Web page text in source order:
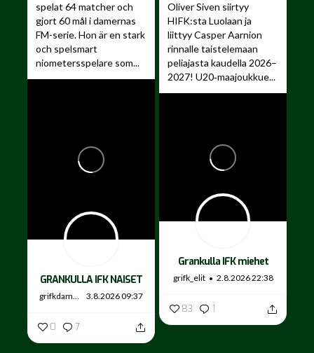
spelat 64 matcher och
gjort 60 mål i damernas
FM-serie. Hon är en stark
och spelsmart
niometersspelare som...
GRANKULLA IFK NAISET
grifkdamer 3.8.2026 09:37
0 7
Oliver Siven siirtyy
HIFK:sta Luolaan ja
liittyy Casper Aarnion
rinnalle taistelemaan
peliajasta kaudella 2026–
2027! U20‑maajoukkue...
Grankulla IFK miehet
grifk_elit 2.8.2026 22:38
83 1